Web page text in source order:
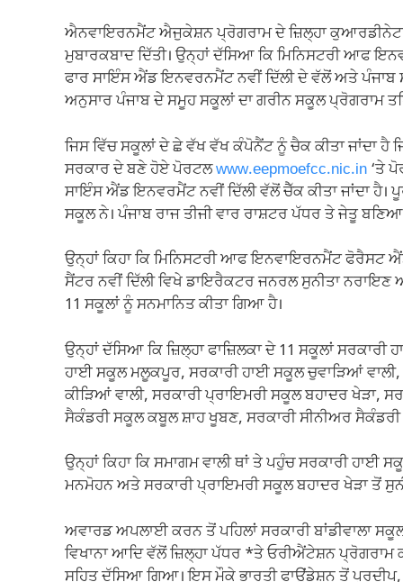
ਐਨਵਾਇਰਨਮੈਂਟ ਐਜੁਕੇਸ਼ਨ ਪ੍ਰੋਗਰਾਮ ਦੇ ਜ਼ਿਲ੍ਹਾ
ਮੁਬਾਰਕਬਾਦ ਦਿੱਤੀ। ਉਨ੍ਹਾਂ ਦੱਸਿਆ ਕਿ ਮਿਨਿਸਟਰੀ ਆਫ
ਫਾਰ ਸਾਇੰਸ ਐਂਡ ਇਨਵਰਨਮੈਂਟ ਨਵੀਂ ਦਿੱਲੀ ਦੇ ਵੱਲੋਂ ਅਤੇ ਪੰਜਾਬ
ਅਨੁਸਾਰ ਪੰਜਾਬ ਦੇ ਸਮੂਹ ਸਕੂਲਾਂ ਦਾ ਗਰੀਨ ਸਕੂਲ ਪ੍ਰੋਗਰਾਮ
ਜਿਸ ਵਿੱਚ ਸਕੂਲਾਂ ਦੇ ਛੇ ਵੱਖ ਵੱਖ ਕੰਪੋਨੈਂਟ ਨੂੰ ਚੈਕ ਕੀਤਾ ਜਾਂਦਾ ਹੈ
ਸਰਕਾਰ ਦੇ ਬਣੇ ਹੋਏ ਪੋਰਟਲwww.eepmoefcc.nic.in ‘ਤੇ
ਸਾਇੰਸ ਐਂਡ ਇਨਵਰਮੈਂਟ ਨਵੀਂ ਦਿੱਲੀ ਵੱਲੋਂ ਚੈੱਕ ਕੀਤਾ ਜਾਂਦਾ ਹੈ।
ਸਕੂਲ ਨੇ। ਪੰਜਾਬ ਰਾਜ ਤੀਜੀ ਵਾਰ ਰਾਸ਼ਟਰ ਪੱਧਰ ਤੇ ਜੇਤੂ
ਉਨ੍ਹਾਂ ਕਿਹਾ ਕਿ ਮਿਨਿਸਟਰੀ ਆਫ ਇਨਵਾਇਰਨਮੈਂਟ ਫੋਰੈਸਟ
ਸੈਂਟਰ ਨਵੀਂ ਦਿੱਲੀ ਵਿਖੇ ਡਾਇਰੈਕਟਰ ਜਨਰਲ ਸੁਨੀਤਾ
11 ਸਕੂਲਾਂ ਨੂੰ ਸਨਮਾਨਿਤ ਕੀਤਾ ਗਿਆ ਹੈ।
ਉਨ੍ਹਾਂ ਦੱਸਿਆ ਕਿ ਜ਼ਿਲ੍ਹਾ ਫਾਜ਼ਿਲਕਾ ਦੇ 11 ਸਕੂਲਾਂ ਸਰਕਾਰੀ
ਹਾਈ ਸਕੂਲ ਮਲੂਕਪੂਰ, ਸਰਕਾਰੀ ਹਾਈ ਸਕੂਲ ਚੁਵਾੜਿਆਂ
ਕੀੜਿਆਂ ਵਾਲੀ, ਸਰਕਾਰੀ ਪ੍ਰਾਇਮਰੀ ਸਕੂਲ ਬਹਾਦਰ ਖੇੜਾ,
ਸੈਕੰਡਰੀ ਸਕੂਲ ਕਬੂਲ ਸ਼ਾਹ ਖੂਬਣ, ਸਰਕਾਰੀ ਸੀਨੀਅਰ
ਉਨ੍ਹਾਂ ਕਿਹਾ ਕਿ ਸਮਾਗਮ ਵਾਲੀ ਥਾਂ ਤੇ ਪਹੁੰਚ ਸਰਕਾਰੀ
ਮਨਮੋਹਨ ਅਤੇ ਸਰਕਾਰੀ ਪ੍ਰਾਇਮਰੀ ਸਕੂਲ ਬਹਾਦਰ ਖੇੜਾ ਤੋਂ
ਅਵਾਰਡ ਅਪਲਾਈ ਕਰਨ ਤੋਂ ਪਹਿਲਾਂ ਸਰਕਾਰੀ ਬਾਂਡੀਵਾਲਾ
ਵਿਖਾਨਾ ਆਦਿ ਵੱਲੋਂ ਜ਼ਿਲ੍ਹਾ ਪੱਧਰ *ਤੇ ਓਰੀਐਂਟੇਸ਼ਨ
ਸਹਿਤ ਦੱਸਿਆ ਗਿਆ। ਇਸ ਮੌਕੇ ਭਾਰਤੀ ਫਾਉਂਡੇਸ਼ਨ ਤੋਂ